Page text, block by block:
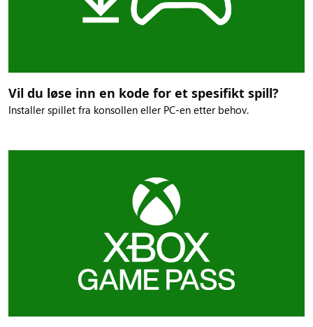
Vil du løse inn en kode for et spesifikt spill?
Installer spillet fra konsollen eller PC-en etter behov.